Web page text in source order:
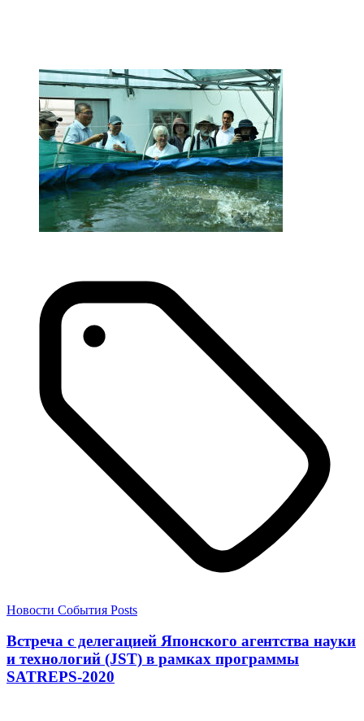
Новости События Posts
Встреча с делегацией Японского агентства науки
и технологий (JST) в рамках программы
SATREPS-2020